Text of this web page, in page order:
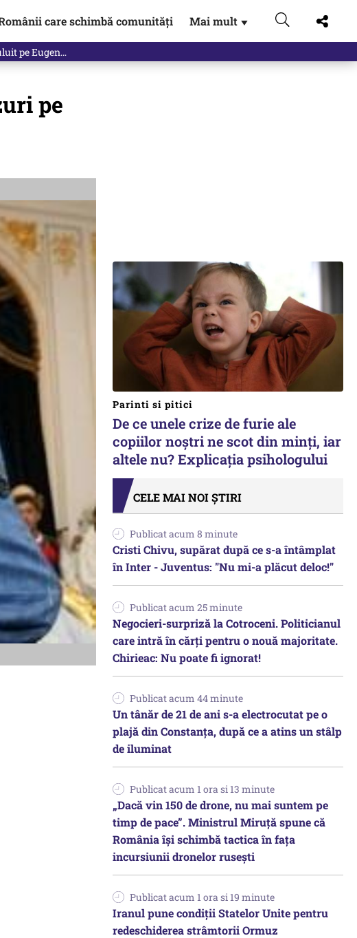
care schimbă comunități Mai mult ▼
pe
Parinti si pitici
De ce unele crize de furie ale
copiilor noștri ne scot din minți, iar
altele nu? Explicația psihologului
CELE MAI NOI ȘTIRI
Publicat acum 8 minute
Cristi Chivu, supărat după ce s-a întâmplat
în Inter - Juventus: "Nu mi-a plăcut deloc!"
Publicat acum 25 minute
Negocieri-surpriză la Cotroceni. Politicianul
care intră în cărți pentru o nouă majoritate.
Chirieac: Nu poate fi ignorat!
Publicat acum 44 minute
Un tânăr de 21 de ani s-a electrocutat pe o
plajă din Constanța, după ce a atins un stâlp
de iluminat
Publicat acum 1 ora si 13 minute
„Dacă vin 150 de drone, nu mai suntem pe
timp de pace”. Ministrul Miruţă spune că
România își schimbă tactica în fața
incursiunii dronelor rusești
Publicat acum 1 ora si 19 minute
Iranul pune condiții Statelor Unite pentru
redeschiderea strâmtorii Ormuz